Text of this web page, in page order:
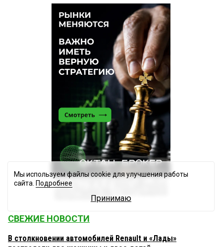
СВЕЖИЕ НОВОСТИ
В столкновении автомобилей Renault и «Лады»
Мы используем файлы cookie для улучшения работы
сайта. Подробнее
Принимаю